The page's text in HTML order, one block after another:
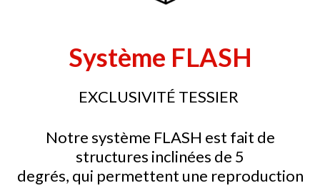
Système FLASH
EXCLUSIVITÉ TESSIER
Notre système FLASH est fait de
structures inclinées de 5
degrés, qui permettent une reproduction